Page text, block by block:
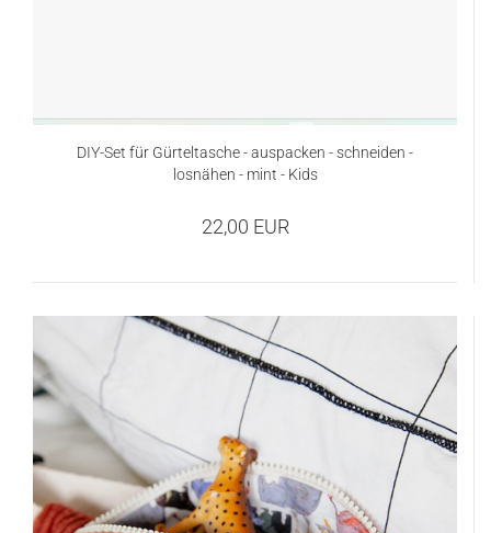
DIY-Set für Gürteltasche - auspacken - schneiden -
losnähen - mint - Kids
22,00 EUR